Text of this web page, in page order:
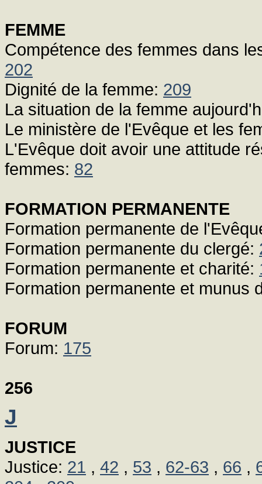
FEMME
Compétence des femmes dans
202
Dignité de la femme: 209
La situation de la femme
Le ministère de l'Evêque et les
L'Evêque doit avoir une attitude
femmes: 82
FORMATION PERMANENTE
Formation permanente de
Formation permanente du clergé:
Formation permanente et charité:
Formation permanente et munus
FORUM
Forum: 175
256
J
JUSTICE
Justice: 21 , 42 , 53 , 62-63 , 66 ,